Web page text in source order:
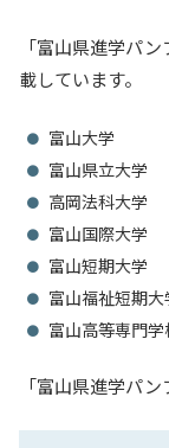
「富山県進学パ
載しています。
富山大学
富山県立大学
高岡法科大学
富山国際大学
富山短期大学
富山福祉短期大
富山高等専門学
「富山県進学パ